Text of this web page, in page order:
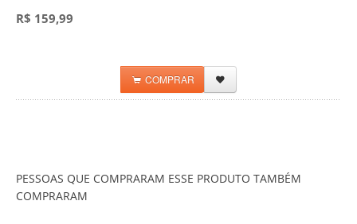
R$ 159,99
COMPRAR
PESSOAS QUE COMPRARAM ESSE PRODUTO TAMBÉM
COMPRARAM